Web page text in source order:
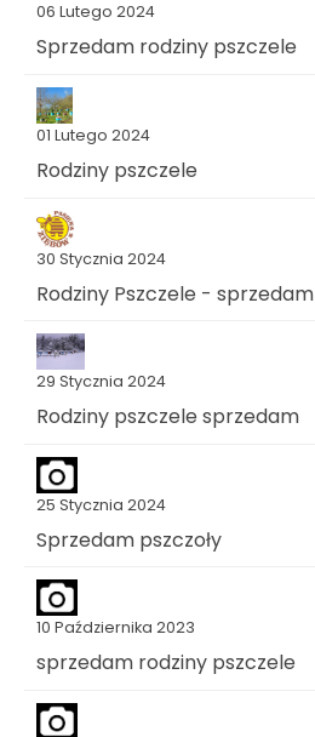
06 Lutego 2024
Sprzedam rodziny pszczele
01 Lutego 2024
Rodziny pszczele
30 Stycznia 2024
Rodziny Pszczele - sprzedam
29 Stycznia 2024
Rodziny pszczele sprzedam
25 Stycznia 2024
Sprzedam pszczoły
10 Października 2023
sprzedam rodziny pszczele